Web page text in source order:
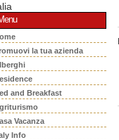
la tua azienda
and Breakfast
Vacanza
Info